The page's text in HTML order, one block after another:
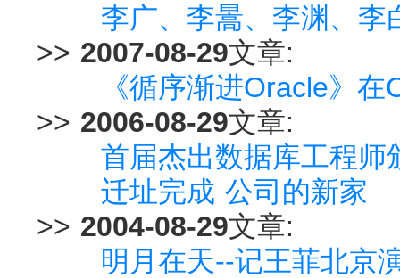
李广、李暠、李渊、李
>> 2007-08-29文章:
《循序渐进Oracle》
>> 2006-08-29文章:
首届杰出数据库工程师
迁址完成 公司的新家
>> 2004-08-29文章:
明月在天--记王菲北京